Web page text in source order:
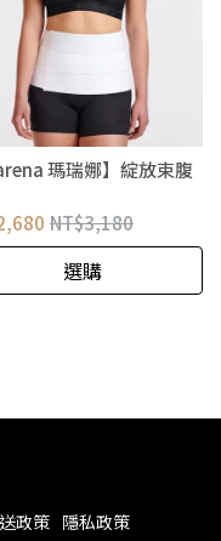
瑪瑞娜】綻放束腹
NT$3,180
選購
政策 隱私政策